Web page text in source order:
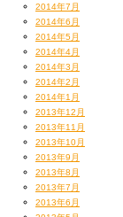
2014年7月
2014年6月
2014年5月
2014年4月
2014年3月
2014年2月
2014年1月
2013年12月
2013年11月
2013年10月
2013年9月
2013年8月
2013年7月
2013年6月